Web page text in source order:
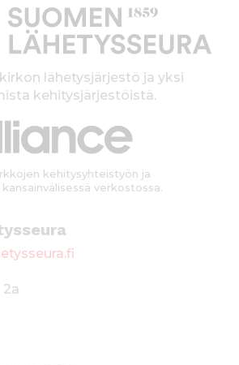
lähetysjärjestö ja yksi
kehitysjärjestöistä.
kehitysyhteistyön ja
verkostossa.